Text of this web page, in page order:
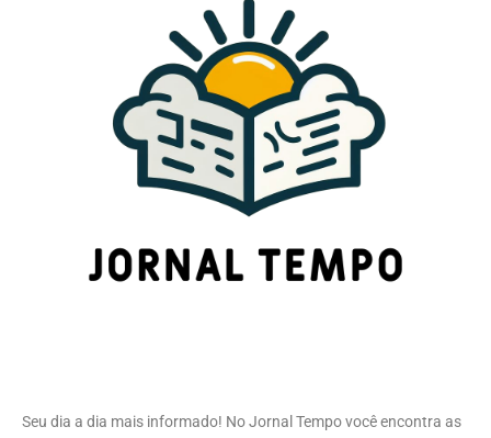
Seu dia a dia mais informado! No Jornal Tempo você encontra as